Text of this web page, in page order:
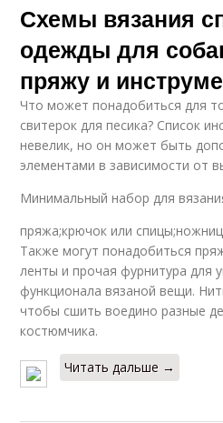
Схемы вязания
одежды для
пряжу и
Что может понадобиться для
свитерок для песика? Список
невелик, но он может быть
элементами в зависимости от
Минимальный набор для
пряжа;крючок или
Также могут понадобиться
ленты и прочая фурнитура для
функционала вязаной вещи.
чтобы сшить воедино разные
костюмчика.
Читать дальше →